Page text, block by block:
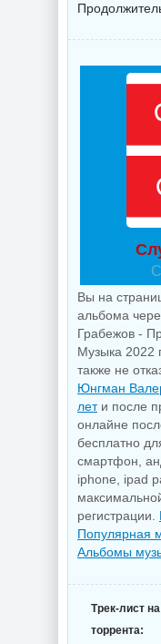
Вы на
альбома
Грабежов -
Музыка 2022
также не
Юнгман
лети после
онлайне
бесплатно
смартфон,
iphone, ipad
регистрации.
Популярная
Альбомы
Трек-лист
торрента: